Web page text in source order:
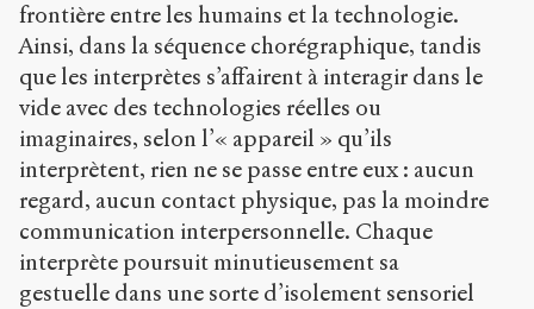
frontière entre les humains et la technologie.
Ainsi, dans la séquence chorégraphique, tandis
que les interprètes s’affairent à interagir dans le
vide avec des technologies réelles ou
imaginaires, selon l’« appareil » qu’ils
interprètent, rien ne se passe entre eux : aucun
regard, aucun contact physique, pas la moindre
communication interpersonnelle. Chaque
interprète poursuit minutieusement sa
gestuelle dans une sorte d’isolement sensoriel